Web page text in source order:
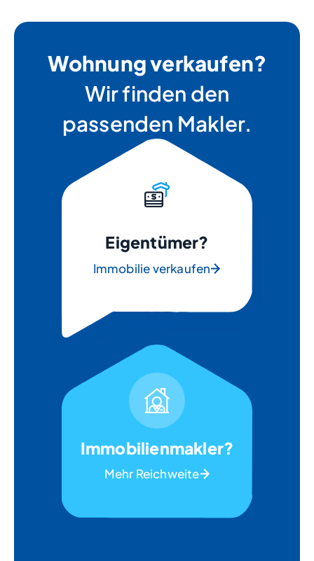
Wohnung verkaufen?
Wir finden den
passenden Makler.
Eigentümer?
Immobilie verkaufen
Immobilienmakler?
Mehr Reichweite